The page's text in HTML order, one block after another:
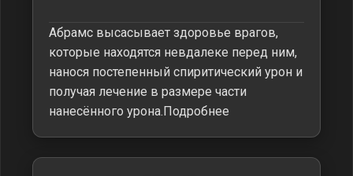
Абрамс высасывает здоровье врагов,
которые находятся невдалеке перед ним,
нанося постепенный спиритический урон и
получая лечение в размере части
нанесённого урона.Подробнее